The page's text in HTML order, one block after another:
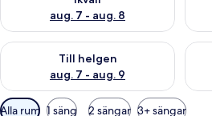
aug. 7 - aug. 8
Till helgen
aug. 7 - aug. 9
Kontrollera tillgängligheten för den
Tillgängliga
Alla rum 1 säng 2 sängar 3+ sängar